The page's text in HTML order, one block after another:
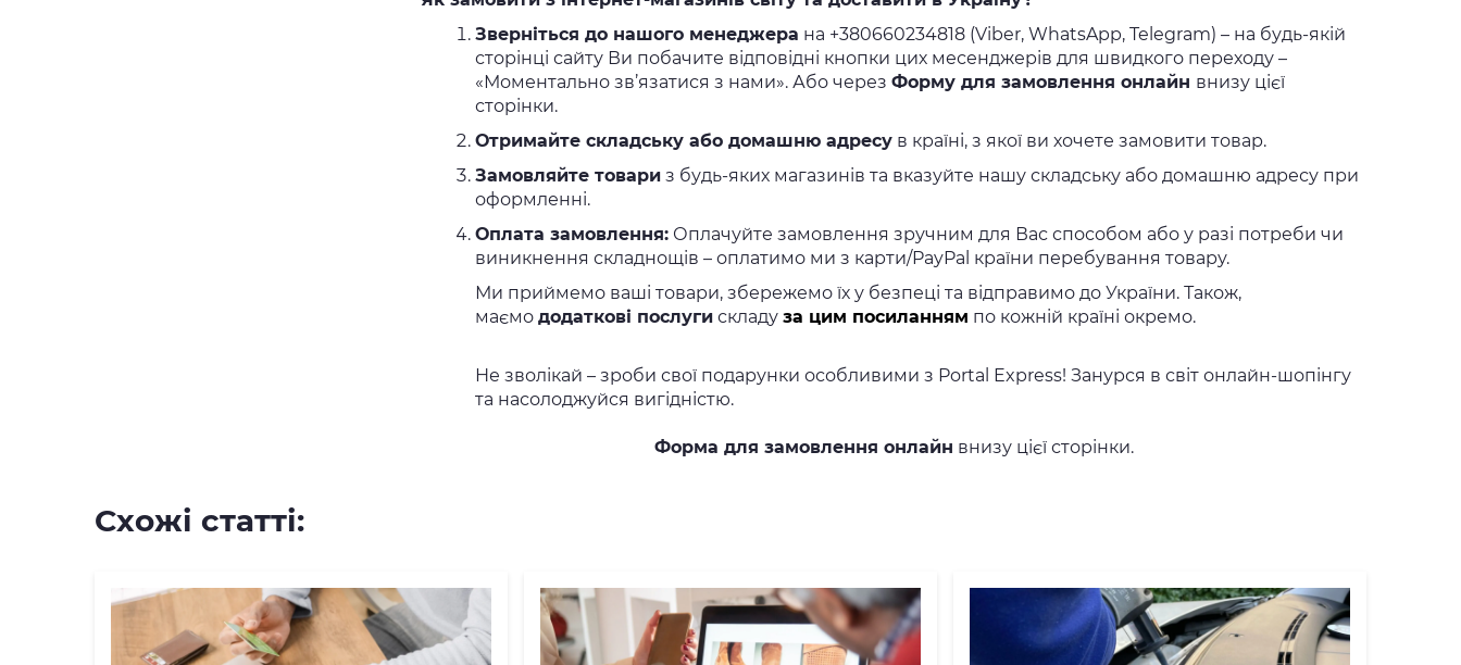
Зверніться до нашого менеджера на +380660234818 (Viber, WhatsApp, Telegram) – на будь-якій
сторінці сайту Ви побачите відповідні кнопки цих месенджерів для швидкого переходу –
«Моментально зв’язатися з нами». Або через Форму для замовлення онлайн внизу цієї
сторінки.
Отримайте складську або домашню адресу в країні, з якої ви хочете замовити товар.
Замовляйте товари з будь-яких магазинів та вказуйте нашу складську або домашню адресу при
оформленні.
Оплата замовлення: Оплачуйте замовлення зручним для Вас способом або у разі потреби чи
виникнення складнощів – оплатимо ми з карти/PayPal країни перебування товару.
Ми приймемо ваші товари, збережемо їх у безпеці та відправимо до України. Також,
маємо додаткові послуги складу за цим посиланням по кожній країні окремо.
Не зволікай – зроби свої подарунки особливими з Portal Express! Занурся в світ онлайн-шопінгу
та насолоджуйся вигідністю.
Форма для замовлення онлайн внизу цієї сторінки.
Схожі статті: